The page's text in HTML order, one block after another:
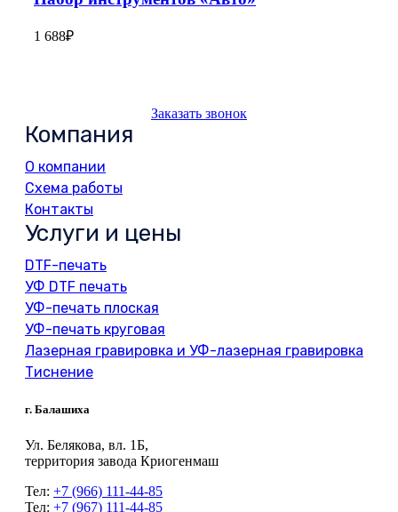
1 688₽
Заказать звонок
Компания
О компании
Схема работы
Контакты
Услуги и цены
DTF-печать
УФ DTF печать
УФ-печать плоская
УФ-печать круговая
Лазерная гравировка и УФ-лазерная гравировка
Тиснение
г. Балашиха
Ул. Белякова, вл. 1Б,
территория завода Криогенмаш
Тел: +7 (966) 111-44-85
Тел: +7 (967) 111-44-85